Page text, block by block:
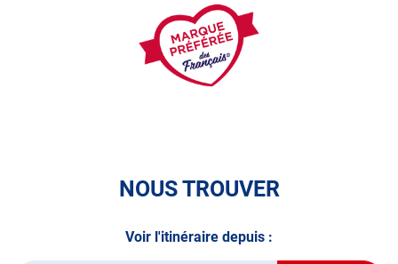
NOUS TROUVER
Voir l'itinéraire depuis :